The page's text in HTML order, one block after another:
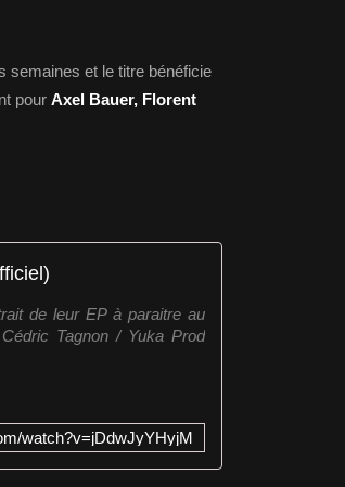
semaines et le titre bénéficie
pour Axel Bauer, Florent
de leur EP à paraitre au
Tagnon / Yuka Prod
watch?v=jDdwJyYHyjM